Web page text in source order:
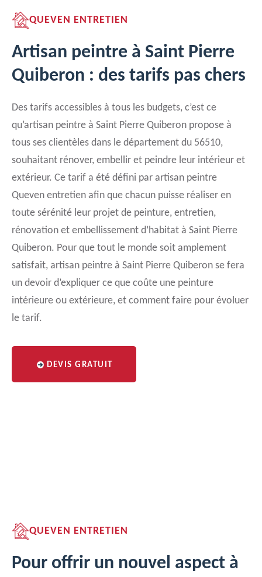
QUEVEN ENTRETIEN
Artisan peintre à Saint Pierre
Quiberon : des tarifs pas chers
Des tarifs accessibles à tous les budgets, c’est ce
qu’artisan peintre à Saint Pierre Quiberon propose à
tous ses clientèles dans le département du 56510,
souhaitant rénover, embellir et peindre leur intérieur et
extérieur. Ce tarif a été défini par artisan peintre
Queven entretien afin que chacun puisse réaliser en
toute sérénité leur projet de peinture, entretien,
rénovation et embellissement d’habitat à Saint Pierre
Quiberon. Pour que tout le monde soit amplement
satisfait, artisan peintre à Saint Pierre Quiberon se fera
un devoir d’expliquer ce que coûte une peinture
intérieure ou extérieure, et comment faire pour évoluer
le tarif.
DEVIS GRATUIT
QUEVEN ENTRETIEN
Pour offrir un nouvel aspect à